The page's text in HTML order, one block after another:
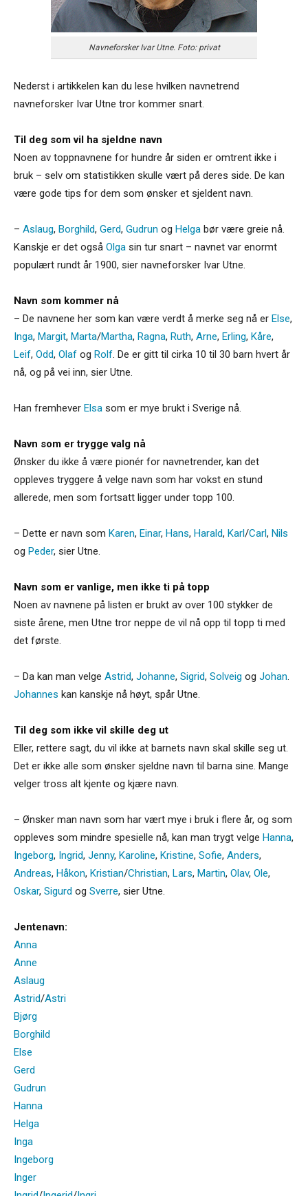
Navneforsker Ivar Utne. Foto: privat
Nederst i artikkelen kan du lese hvilken navnetrend
navneforsker Ivar Utne tror kommer snart.
Til deg som vil ha sjeldne navn
Noen av toppnavnene for hundre år siden er omtrent ikke i
bruk – selv om statistikken skulle vært på deres side. De kan
være gode tips for dem som ønsker et sjeldent navn.
– Aslaug, Borghild, Gerd, Gudrun og Helga bør være greie nå.
Kanskje er det også Olga sin tur snart – navnet var enormt
populært rundt år 1900, sier navneforsker Ivar Utne.
Navn som kommer nå
– De navnene her som kan være verdt å merke seg nå er Else,
Inga, Margit, Marta/Martha, Ragna, Ruth, Arne, Erling, Kåre,
Leif, Odd, Olaf og Rolf. De er gitt til cirka 10 til 30 barn hvert år
nå, og på vei inn, sier Utne.
Han fremhever Elsa som er mye brukt i Sverige nå.
Navn som er trygge valg nå
Ønsker du ikke å være pionér for navnetrender, kan det
oppleves tryggere å velge navn som har vokst en stund
allerede, men som fortsatt ligger under topp 100.
– Dette er navn som Karen, Einar, Hans, Harald, Karl/Carl, Nils
og Peder, sier Utne.
Navn som er vanlige, men ikke ti på topp
Noen av navnene på listen er brukt av over 100 stykker de
siste årene, men Utne tror neppe de vil nå opp til topp ti med
det første.
– Da kan man velge Astrid, Johanne, Sigrid, Solveig og Johan.
Johannes kan kanskje nå høyt, spår Utne.
Til deg som ikke vil skille deg ut
Eller, rettere sagt, du vil ikke at barnets navn skal skille seg ut.
Det er ikke alle som ønsker sjeldne navn til barna sine. Mange
velger tross alt kjente og kjære navn.
– Ønsker man navn som har vært mye i bruk i flere år, og som
oppleves som mindre spesielle nå, kan man trygt velge Hanna,
Ingeborg, Ingrid, Jenny, Karoline, Kristine, Sofie, Anders,
Andreas, Håkon, Kristian/Christian, Lars, Martin, Olav, Ole,
Oskar, Sigurd og Sverre, sier Utne.
Jentenavn:
Anna
Anne
Aslaug
Astrid/Astri
Bjørg
Borghild
Else
Gerd
Gudrun
Hanna
Helga
Inga
Ingeborg
Inger